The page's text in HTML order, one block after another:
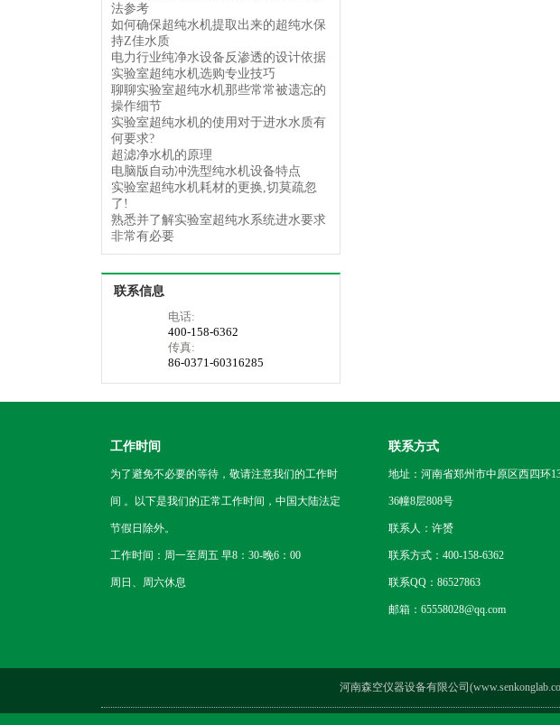
法参考
如何确保超纯水机提取出来的超纯水保
持Z佳水质
电力行业纯净水设备反渗透的设计依据
实验室超纯水机选购专业技巧
聊聊实验室超纯水机那些常常被遗忘的
操作细节
实验室超纯水机的使用对于进水水质有
何要求?
超滤净水机的原理
电脑版自动冲洗型纯水机设备特点
实验室超纯水机耗材的更换,切莫疏忽
了!
熟悉并了解实验室超纯水系统进水要求
非常有必要
联系信息
电话:
400-158-6362
传真:
86-0371-60316285
工作时间
为了避免不必要的等待，敬请注意我们的工作时
间 。以下是我们的正常工作时间，中国大陆法定
节假日除外。
工作时间：周一至周五 早8：30-晚6：00
周日、周六休息
联系方式
地址：河南省郑州市中原区西四环
36幢8层808号
联系人：许赟
联系方式：400-158-6362
联系QQ：86527863
邮箱：65558028@qq.com
河南森空仪器设备有限公司